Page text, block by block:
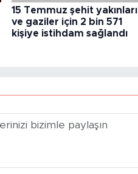
15 Temmuz şehit yakınları
ve gaziler için 2 bin 571
kişiye istihdam sağlandı